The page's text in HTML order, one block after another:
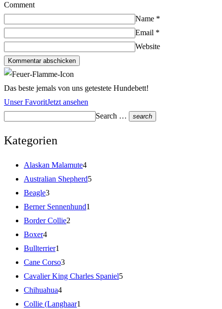
Comment
Name *
Email *
Website
Kommentar abschicken
Das beste jemals von uns getestete Hundebett!
Unser FavoritJetzt ansehen
Search …
search
Kategorien
Alaskan Malamute4
Australian Shepherd5
Beagle3
Berner Sennenhund1
Border Collie2
Boxer4
Bullterrier1
Cane Corso3
Cavalier King Charles Spaniel5
Chihuahua4
Collie (Langhaar1